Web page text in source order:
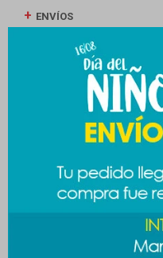
ENVÍOS
CAMBIOS Y
MEDIOS DE PAGO
Productos